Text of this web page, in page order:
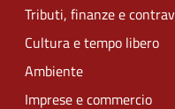
Tributi, finanze e
Cultura e tempo libero
Ambiente
Imprese e commercio